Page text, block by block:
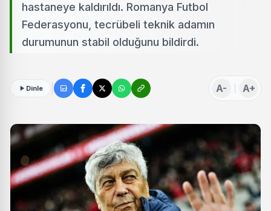
hastaneye kaldırıldı. Romanya Futbol
Federasyonu, tecrübeli teknik adamın
durumunun stabil olduğunu bildirdi.
Dinle A- A+